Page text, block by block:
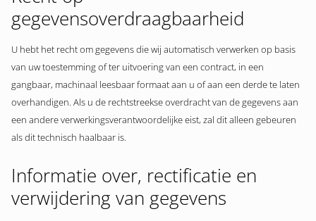
gegevensoverdraagbaarheid
U hebt het recht om gegevens die wij automatisch verwerken op basis
van uw toestemming of ter uitvoering van een contract, in een
gangbaar, machinaal leesbaar formaat aan u of aan een derde te laten
overhandigen. Als u de rechtstreekse overdracht van de gegevens aan
een andere verwerkingsverantwoordelijke eist, zal dit alleen gebeuren
als dit technisch haalbaar is.
Informatie over, rectificatie en
verwijdering van gegevens